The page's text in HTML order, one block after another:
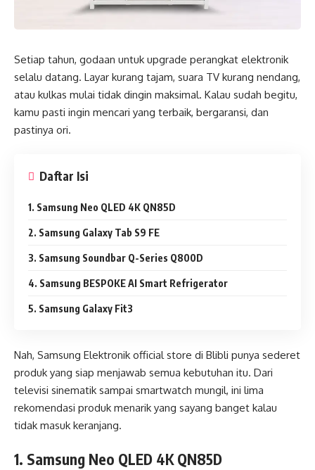
Setiap tahun, godaan untuk upgrade perangkat elektronik
selalu datang. Layar kurang tajam, suara TV kurang nendang,
atau kulkas mulai tidak dingin maksimal. Kalau sudah begitu,
kamu pasti ingin mencari yang terbaik, bergaransi, dan
pastinya ori.
Daftar Isi
1. Samsung Neo QLED 4K QN85D
2. Samsung Galaxy Tab S9 FE
3. Samsung Soundbar Q-Series Q800D
4. Samsung BESPOKE AI Smart Refrigerator
5. Samsung Galaxy Fit3
Nah, Samsung Elektronik official store di Blibli punya sederet
produk yang siap menjawab semua kebutuhan itu. Dari
televisi sinematik sampai smartwatch mungil, ini lima
rekomendasi produk menarik yang sayang banget kalau
tidak masuk keranjang.
1. Samsung Neo QLED 4K QN85D